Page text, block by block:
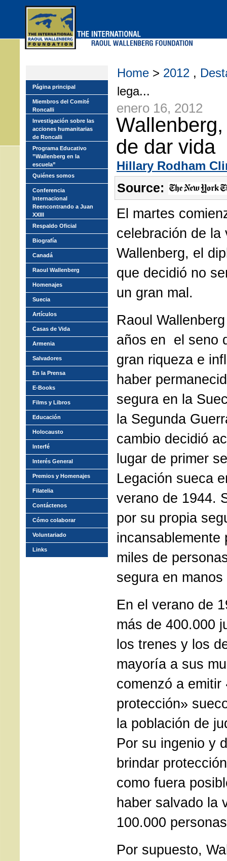
Home > 2012 ,
lega...
enero 16, 2012
de dar vida
Hillary Rodham
Source:
El martes
celebración de la
Wallenberg, el
que decidió no
un gran mal.
Raoul
años en el seno
gran riqueza e
haber
segura en la
la Segunda
cambio decidió
lugar de primer
Legación sueca
verano de 1944.
por su propia
incansablemente
miles de
segura en
En el verano de
más de 400.000
los trenes y los
mayoría a sus
comenzó a
protección»
la población de
Por su ingenio y
brindar
como fuera
haber salvado la
100.000
Por supuesto,
Página principal
Miembros del Comité
Roncalli
Investigación sobre las
acciones humanitarias
de Roncalli
Programa Educativo
”Wallenberg en la
escuela”
Quiénes somos
Conferencia
Internacional
Reencontrando a Juan
XXIII
Respaldo Oficial
Biografía
Canadá
Raoul Wallenberg
Homenajes
Suecia
Artículos
Casas de Vida
Armenia
Salvadores
En la Prensa
E-Books
Films y Libros
Educación
Holocausto
Interfé
Interés General
Premios y Homenajes
Filatelia
Contáctenos
Cómo colaborar
Voluntariado
Links